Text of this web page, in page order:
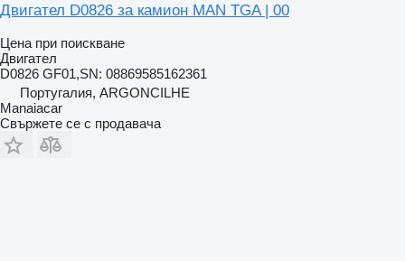
Двигател D0826 за камион MAN TGA | 00
Цена при поискване
Двигател
D0826 GF01,SN: 08869585162361
Португалия, ARGONCILHE
Manaiacar
Свържете се с продавача